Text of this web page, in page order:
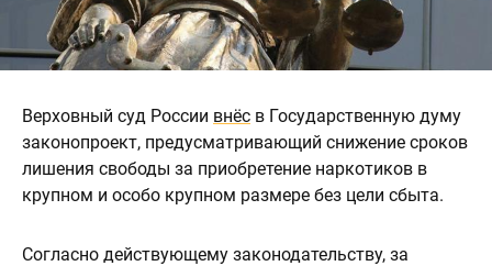
Верховный суд России внёс в Государственную думу
законопроект, предусматривающий снижение сроков
лишения свободы за приобретение наркотиков в
крупном и особо крупном размере без цели сбыта.
Согласно действующему законодательству, за